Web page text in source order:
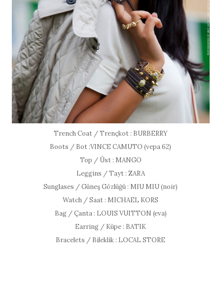
Trench Coat / Trençkot : BURBERRY
Boots / Bot :VINCE CAMUTO (vepa 62)
Top / Üst : MANGO
Leggins / Tayt : ZARA
Sunglases / Güneş Gözlüğü : MIU MIU (noir)
Watch / Saat : MICHAEL KORS
Bag / Çanta : LOUIS VUITTON (eva)
Earring / Küpe : BATIK
Bracelets / Bileklik : LOCAL STORE